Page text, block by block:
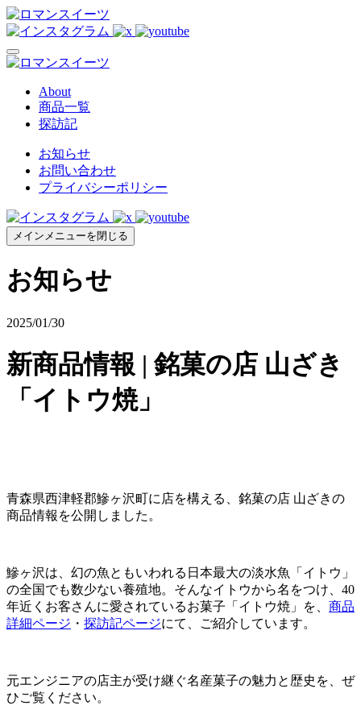
About
商品一覧
探訪記
お知らせ
お問い合わせ
プライバシーポリシー
メインメニューを閉じる
お知らせ
2025/01/30
新商品情報 | 銘菓の店 山ざき
「イトウ焼」
青森県西津軽郡鰺ヶ沢町に店を構える、銘菓の店 山ざきの
商品情報を公開しました。
鰺ヶ沢は、幻の魚ともいわれる日本最大の淡水魚「イトウ」
の全国でも数少ない養殖地。そんなイトウから名をつけ、40
年近くお客さんに愛されているお菓子「イトウ焼」を、 商品
詳細ページ ・ 探訪記ページにて、ご紹介しています。
元エンジニアの店主が受け継ぐ名産菓子の魅力と歴史を、ぜ
ひご覧ください。